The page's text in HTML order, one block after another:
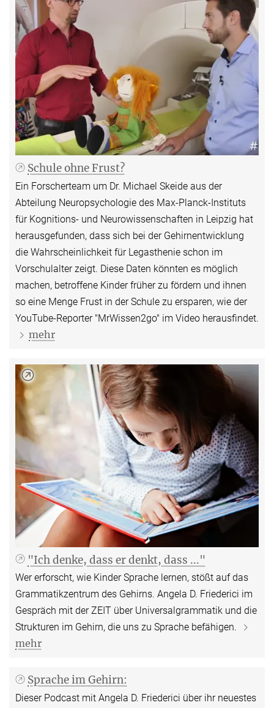
Schule ohne Frust?
Ein Forscherteam um Dr. Michael Skeide aus der
Abteilung Neuropsychologie des Max-Planck-Instituts
für Kognitions- und Neurowissenschaften in Leipzig hat
herausgefunden, dass sich bei der Gehirnentwicklung
die Wahrscheinlichkeit für Legasthenie schon im
Vorschulalter zeigt. Diese Daten könnten es möglich
machen, betroffene Kinder früher zu fördern und ihnen
so eine Menge Frust in der Schule zu ersparen, wie der
YouTube-Reporter "MrWissen2go" im Video herausfindet.
mehr
"Ich denke, dass er denkt, dass ..."
Wer erforscht, wie Kinder Sprache lernen, stößt auf das
Grammatikzentrum des Gehirns. Angela D. Friederici im
Gespräch mit der ZEIT über Universalgrammatik und die
Strukturen im Gehirn, die uns zu Sprache befähigen.
mehr
Sprache im Gehirn:
Dieser Podcast mit Angela D. Friederici über ihr neuestes